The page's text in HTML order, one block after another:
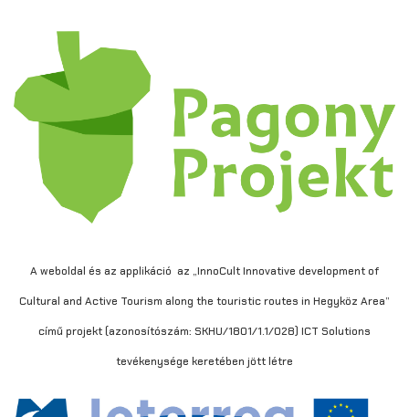
A weboldal és az applikáció az „InnoCult Innovative development of
Cultural and Active Tourism along the touristic routes in Hegyköz Area”
című projekt (azonosítószám: SKHU/1801/1.1/028) ICT Solutions
tevékenysége keretében jött létre